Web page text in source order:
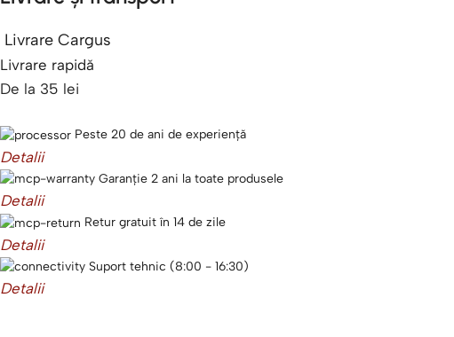
Livrare Cargus
Livrare rapidă
De la 35 lei
Peste 20 de ani de experiență
Detalii
Garanție 2 ani la toate produsele
Detalii
Retur gratuit în 14 de zile
Detalii
Suport tehnic (8:00 - 16:30)
Detalii